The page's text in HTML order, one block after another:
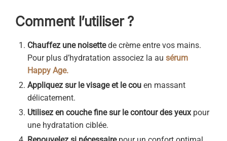
Comment l’utiliser ?
Chauffez une noisettede crème entre vos mains.
Pour plus d’hydratation associez la au sérum
Happy Age.
Appliquez sur le visage et le cou en massant
délicatement.
Utilisez en couche fine sur le contour des yeuxpour
une hydratation ciblée.